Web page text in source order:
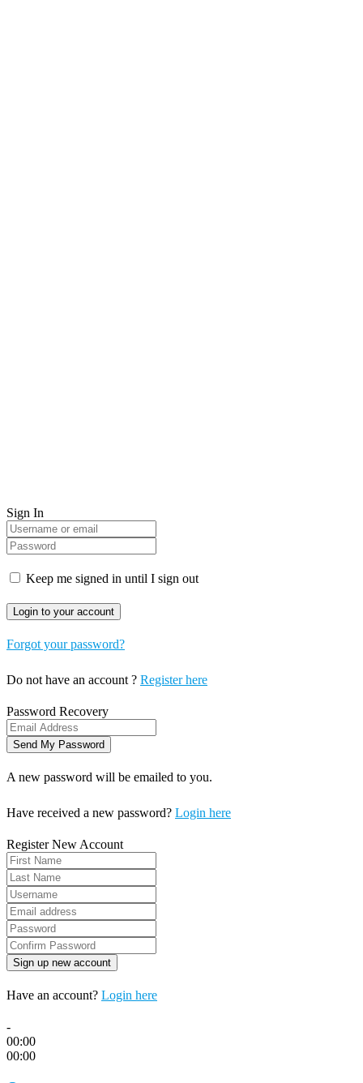
Sign In
Keep me signed in until I sign out
Forgot your password?
Do not have an account ? Register here
Password Recovery
A new password will be emailed to you.
Have received a new password? Login here
Register New Account
Have an account? Login here
-
00:00
00:00